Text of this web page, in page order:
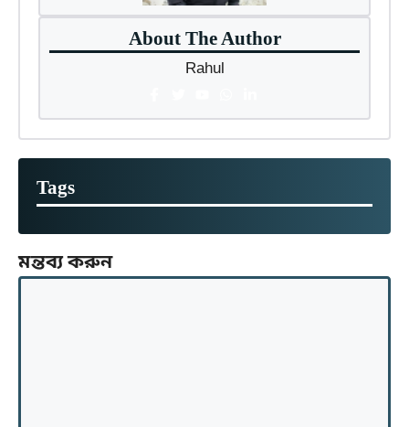
About The Author
Rahul
Tags
মন্তব্য করুন
মন্তব্য